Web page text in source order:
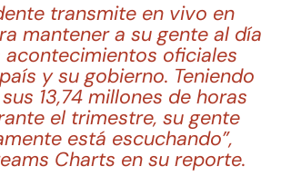
transmite en vivo en
mantener a su gente al día
acontecimientos oficiales
y su gobierno. Teniendo
13,74 millones de horas
el trimestre, su gente
está escuchando”,
Charts en su reporte.